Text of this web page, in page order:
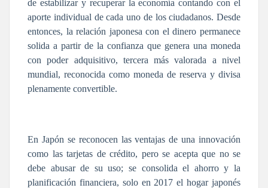
de estabilizar y recuperar la economía contando con el
aporte individual de cada uno de los ciudadanos. Desde
entonces, la relación japonesa con el dinero permanece
solida a partir de la confianza que genera una moneda
con poder adquisitivo, tercera más valorada a nivel
mundial, reconocida como moneda de reserva y divisa
plenamente convertible.
En Japón se reconocen las ventajas de una innovación
como las tarjetas de crédito, pero se acepta que no se
debe abusar de su uso; se consolida el ahorro y la
planificación financiera, solo en 2017 el hogar japonés